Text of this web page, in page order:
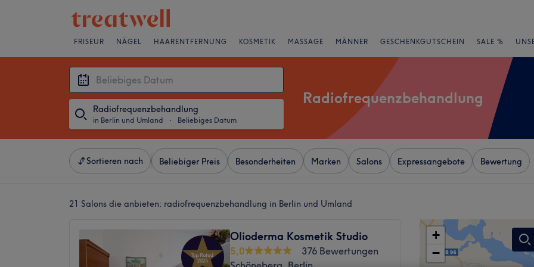
FRISEUR NÄGEL HAARENTFERNUNG KOSMETIK MASSAGE MÄNNER GESCHENKGUTSCHEIN SALE %
Radiofrequenzbehandlung
in Berlin und Umland ・ Beliebiges Datum
Radiofrequenzbehandlung
Sortieren nach Beliebiger Preis Besonderheiten Marken Salons Expressangebote Bewertung
21 Salons die anbieten: radiofrequenzbehandlung in Berlin und Umland
Olioderma Kosmetik Studio
5,0
376 Bewertungen
+
−